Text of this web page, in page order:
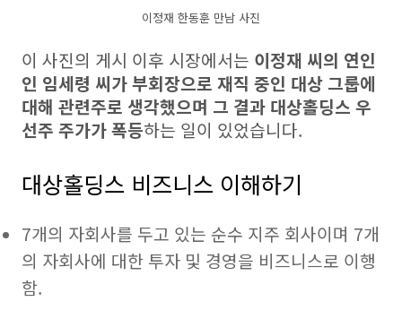
이정재 한동훈 만남 사진
이 사진의 게시 이후 시장에서는 이정재 씨의 연인
인 임세령 씨가 부회장으로 재직 중인 대상 그룹에
대해 관련주로 생각했으며 그 결과 대상홀딩스 우
선주 주가가 폭등하는 일이 있었습니다.
대상홀딩스 비즈니스 이해하기
7개의 자회사를 두고 있는 순수 지주 회사이며 7개
의 자회사에 대한 투자 및 경영을 비즈니스로 이행
함.